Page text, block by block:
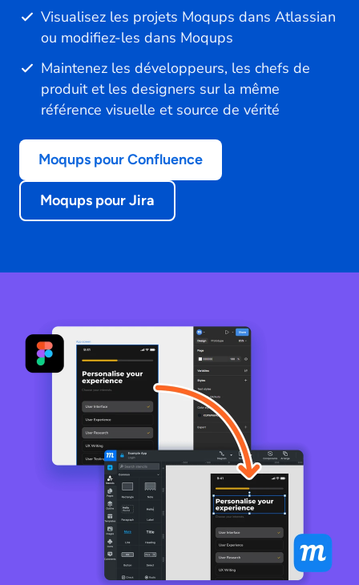
Visualisez les projets Moqups dans Atlassian
ou modifiez-les dans Moqups
Maintenez les développeurs, les chefs de
produit et les designers sur la même
référence visuelle et source de vérité
Moqups pour Confluence
Moqups pour Jira